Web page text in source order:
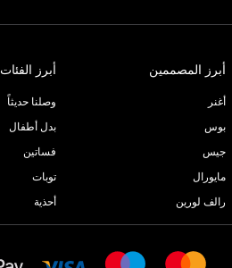
أبرز المصممين
أغنر
بوس
جيس
مايورال
رالف لورين
أبرز الفئات
وصلنا حديثاً
بدل أطفال
فساتين
توبات
أحذية